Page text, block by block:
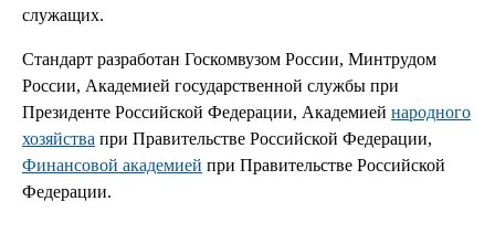
служащих.
Стандарт разработан Госкомвузом России, Минтрудом
России, Академией государственной службы при
Президенте Российской Федерации, Академией народного
хозяйства при Правительстве Российской Федерации,
Финансовой академией при Правительстве Российской
Федерации.